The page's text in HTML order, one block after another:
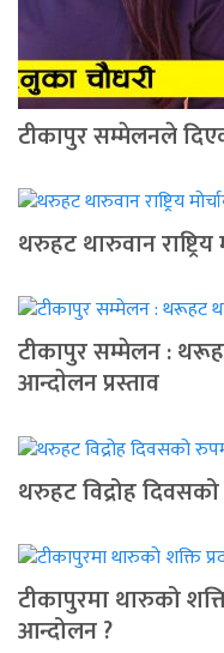
टीकापुर सम्मेलनले
थरुहट थारुवान
टीकापुर सम्मेलन :
आन्दाेलन प्रस्ताव
थरुहट विद्रोह
टीकापुरमा थारुको
आन्दोलन ?